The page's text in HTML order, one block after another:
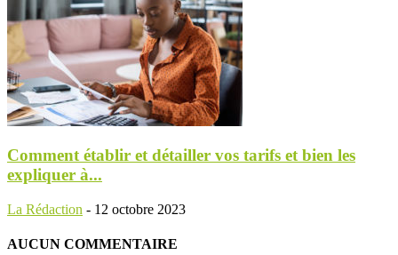
Comment établir et détailler vos tarifs et bien les
expliquer à...
La Rédaction - 12 octobre 2023
AUCUN COMMENTAIRE